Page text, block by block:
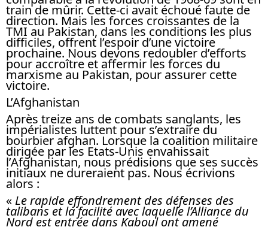
train de mûrir. Cette-ci avait échoué faute de
direction. Mais les forces croissantes de la
TMI au Pakistan, dans les conditions les plus
difficiles, offrent l’espoir d’une victoire
prochaine. Nous devons redoubler d’efforts
pour accroître et affermir les forces du
marxisme au Pakistan, pour assurer cette
victoire.
L’Afghanistan
Après treize ans de combats sanglants, les
impérialistes luttent pour s’extraire du
bourbier afghan. Lorsque la coalition militaire
dirigée par les Etats-Unis envahissait
l’Afghanistan, nous prédisions que ses succès
initiaux ne dureraient pas. Nous écrivions
alors :
« Le rapide effondrement des défenses des
talibans et la facilité avec laquelle l’Alliance du
Nord est entrée dans Kaboul ont amené